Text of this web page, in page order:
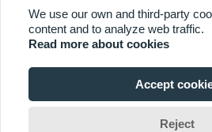
Menyerahkan
LEBIH BANYAK LAYANAN
Hak Cipta Oleh © Guangzhou Chunke
We use our own and third-party
content and to analyze web traffic.
Read more about cookies
Accept
Reject